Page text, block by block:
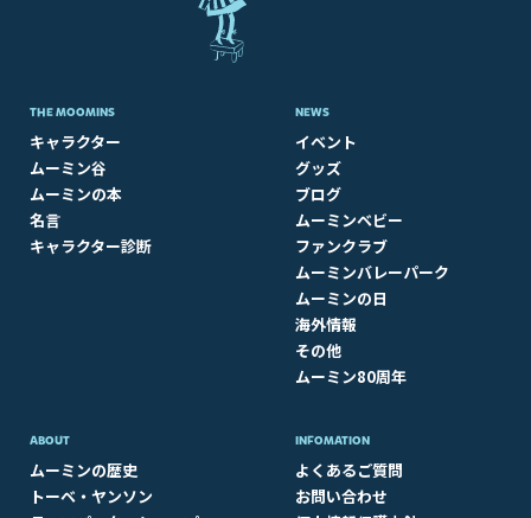
THE MOOMINS
キャラクター
ムーミン谷
ムーミンの本
名言
キャラクター診断
NEWS
イベント
グッズ
ブログ
ムーミンベビー
ファンクラブ
ムーミンバレーパーク
ムーミンの日
海外情報
その他
ムーミン80周年
ABOUT​
ムーミンの歴史
トーベ・ヤンソン
INFOMATION
よくあるご質問
お問い合わせ